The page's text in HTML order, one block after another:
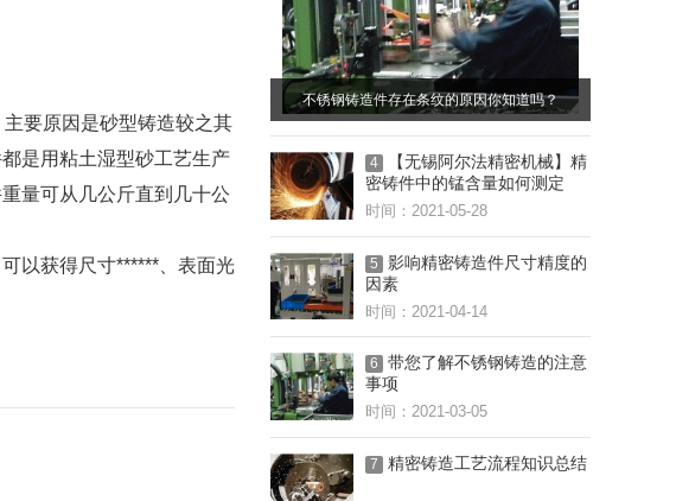
要原因是砂型铸造较之其
是用粘土湿型砂工艺生产
量可从几公斤直到几十公
以获得尺寸******、表面光
不锈钢铸造件存在条纹的原因你知道吗？
4
【无锡阿尔法精密机械】精
密铸件中的锰含量如何测定
时间：2021-05-28
5
影响精密铸造件尺寸精度的
因素
时间：2021-04-14
6
带您了解不锈钢铸造的注意
事项
时间：2021-03-05
7 精密铸造工艺流程知识总结